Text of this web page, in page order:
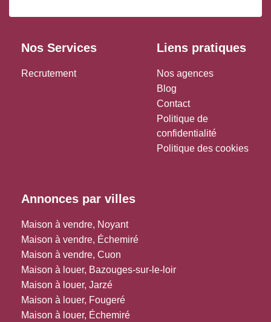
Nos Services
Recrutement
Liens pratiques
Nos agences
Blog
Contact
Politique de
confidentialité
Politique des cookies
Annonces par villes
Maison à vendre, Noyant
Maison à vendre, Échemiré
Maison à vendre, Cuon
Maison à louer, Bazouges-sur-le-loir
Maison à louer, Jarzé
Maison à louer, Fougeré
Maison à louer, Échemiré